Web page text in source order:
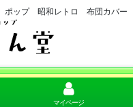
ポップ 昭和レトロ 布団カバー
マイページ